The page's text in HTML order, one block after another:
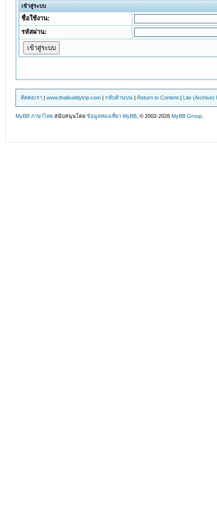
เข้าสู่ระบบ
ชื่อใช้งาน:
รหัสผ่าน:
ติดต่อเรา |www.thaibuddytrip.com |กลับด้านบน | Return to Content | Lite (Archive)
MyBB ภาษาไทย สนับสนุนโดยข้อมูลท่องเที่ยว MyBB , © 2002-2026MyBB Group